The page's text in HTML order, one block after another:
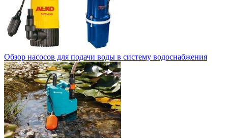
Обзор насосов для подачи воды в систему водоснабжения